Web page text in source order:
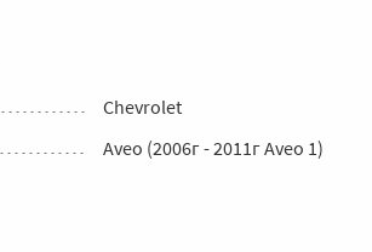
Chevrolet
Aveo (2006г - 2011г Aveo 1)